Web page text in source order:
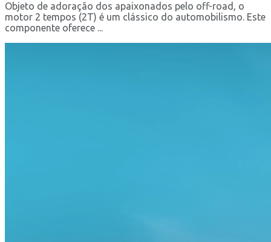
Objeto de adoração dos apaixonados pelo off-road, o
motor 2 tempos (2T) é um clássico do automobilismo. Este
componente oferece ...